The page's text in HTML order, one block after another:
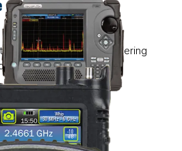
för detektering, identifiering
MEASURES